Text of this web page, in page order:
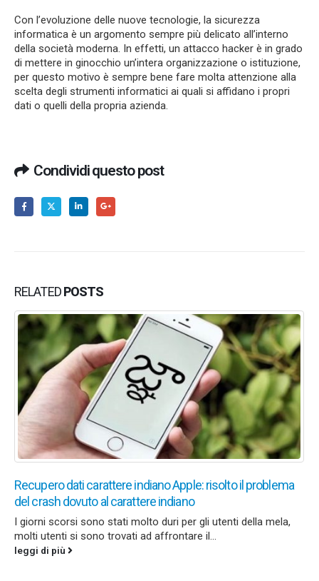
Con l’evoluzione delle nuove tecnologie, la sicurezza
informatica è un argomento sempre più delicato all’interno
della società moderna. In effetti, un attacco hacker è in grado
di mettere in ginocchio un’intera organizzazione o istituzione,
per questo motivo è sempre bene fare molta attenzione alla
scelta degli strumenti informatici ai quali si affidano i propri
dati o quelli della propria azienda.
Condividi questo post
RELATEDPOSTS
Recupero dati carattere indiano Apple: risolto il problema
del crash dovuto al carattere indiano
I giorni scorsi sono stati molto duri per gli utenti della mela,
molti utenti si sono trovati ad affrontare il...
leggi di più